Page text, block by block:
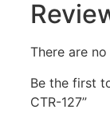
There are
Be the first
CTR-127”